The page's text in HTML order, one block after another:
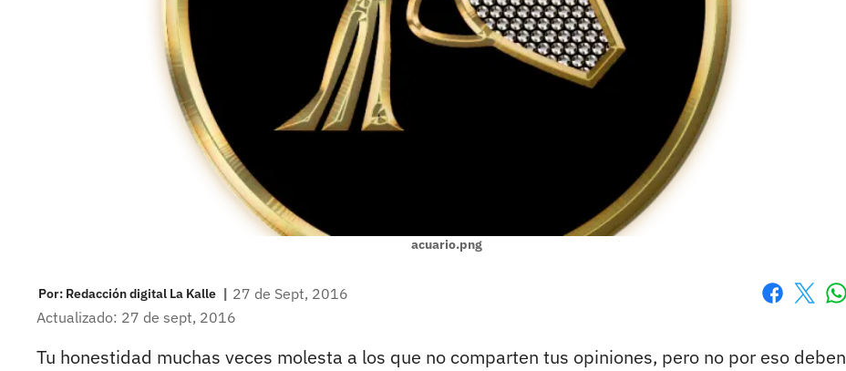
acuario.png
Por: Redacción digital La Kalle | 27 de Sept, 2016
Actualizado: 27 de sept, 2016
Tu honestidad muchas veces molesta a los que no comparten tus opiniones, pero no por eso deben